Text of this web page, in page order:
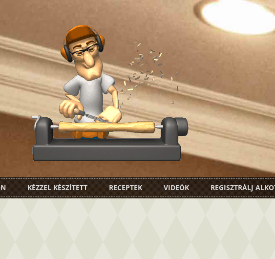
KÉZZEL KÉSZÍTETT RECEPTEK VIDEÓK REGISZTRÁLJ